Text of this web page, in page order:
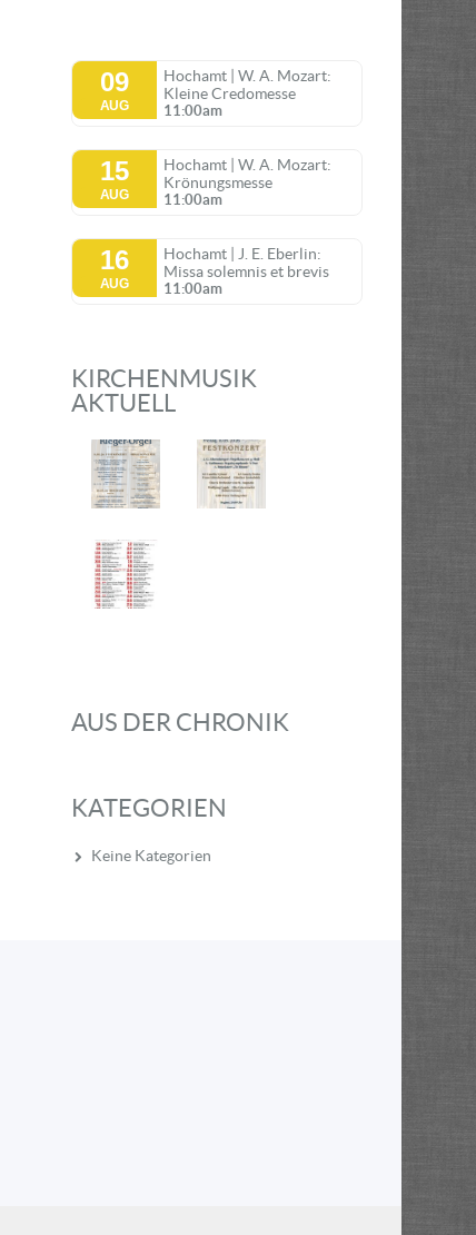
09
AUG
Hochamt | W. A. Mozart:
Kleine Credomesse
11:00am
15
AUG
Hochamt | W. A. Mozart:
Krönungsmesse
11:00am
16
AUG
Hochamt | J. E. Eberlin:
Missa solemnis et brevis
11:00am
KIRCHENMUSIK
AKTUELL
AUS DER CHRONIK
KATEGORIEN
Keine Kategorien